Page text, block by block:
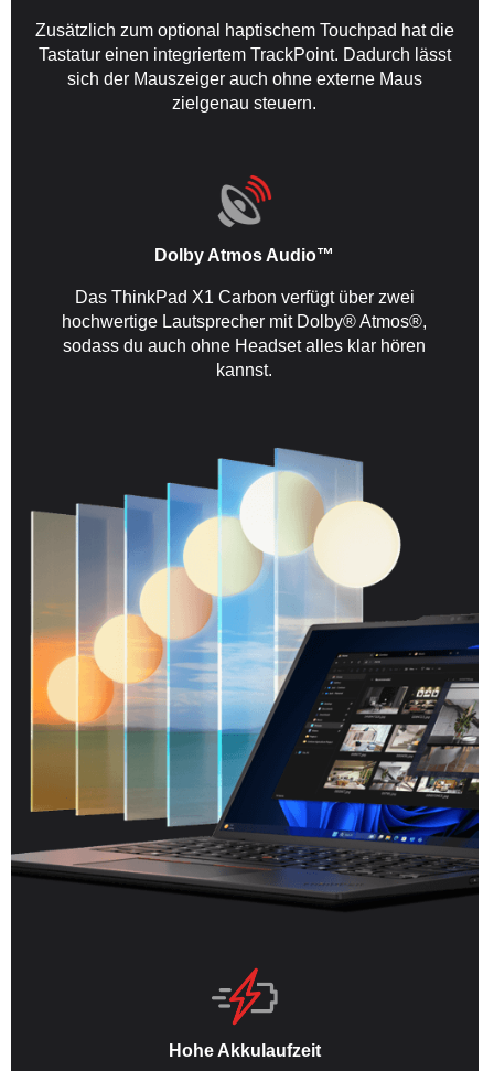
Zusätzlich zum optional haptischem Touchpad hat die
Tastatur einen integriertem TrackPoint. Dadurch lässt
sich der Mauszeiger auch ohne externe Maus
zielgenau steuern.
Dolby Atmos Audio™
Das ThinkPad X1 Carbon verfügt über zwei
hochwertige Lautsprecher mit Dolby® Atmos®,
sodass du auch ohne Headset alles klar hören
kannst.
Hohe Akkulaufzeit